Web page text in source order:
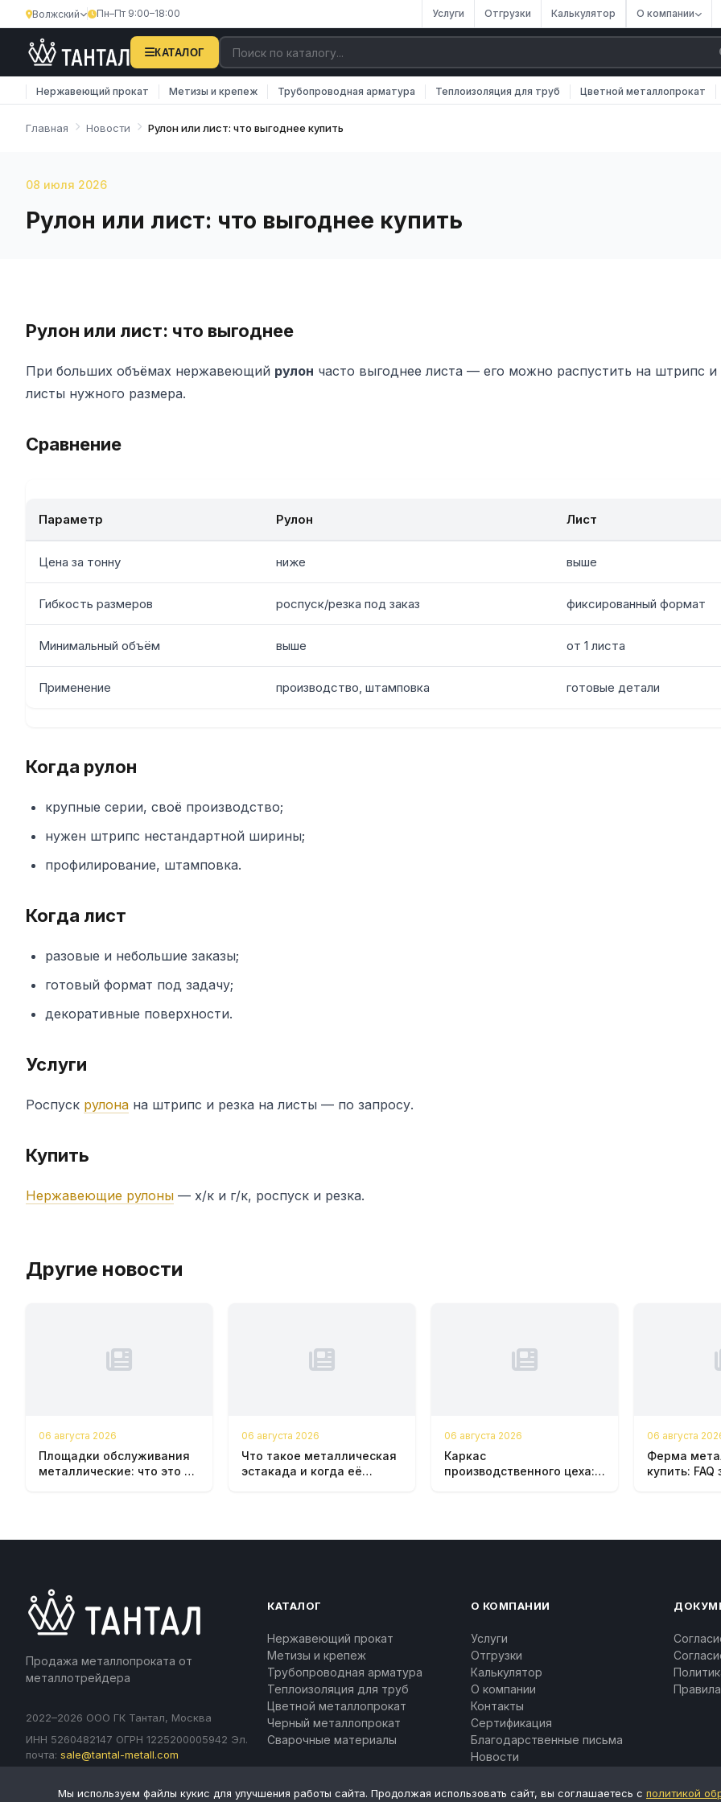
Волжский Пн–Пт 9:00–18:00 Услуги Отгрузки Калькулятор О компании
КАТАЛОГ
Нержавеющий прокат Метизы и крепеж Трубопроводная арматура Теплоизоляция для труб Цветной металлопрокат
Главная Новости Рулон или лист: что выгоднее купить
08 июля 2026
Рулон или лист: что выгоднее купить
Рулон или лист: что выгоднее
При больших объёмах нержавеющий рулон часто выгоднее листа — его можно распустить на штрипс и
листы нужного размера.
Сравнение
Параметр Рулон Лист
Цена за тонну ниже выше
Гибкость размеров роспуск/резка под заказ фиксированный формат
Минимальный объём выше от 1 листа
Применение производство, штамповка готовые детали
Когда рулон
крупные серии, своё производство;
нужен штрипс нестандартной ширины;
профилирование, штамповка.
Когда лист
разовые и небольшие заказы;
готовый формат под задачу;
декоративные поверхности.
Услуги
Роспуск рулона на штрипс и резка на листы — по запросу.
Купить
Нержавеющие рулоны — х/к и г/к, роспуск и резка.
Другие новости
06 августа 2026
Площадки обслуживания
металлические: что это и
06 августа 2026
Что такое металлическая
эстакада и когда её
06 августа 2026
Каркас
производственного цеха:
06 августа
Ферма
купить: FAQ
Продажа металлопроката от
металлотрейдера
2022–2026 ООО ГК Тантал, Москва
ИНН 5260482147 ОГРН 1225200005942 Эл.
почта: sale@tantal-metall.com
КАТАЛОГ
Нержавеющий прокат
Метизы и крепеж
Трубопроводная арматура
Теплоизоляция для труб
Цветной металлопрокат
Черный металлопрокат
Сварочные материалы
О КОМПАНИИ
Услуги
Отгрузки
Калькулятор
О компании
Контакты
Сертификация
Благодарственные письма
Новости
Мы используем файлы кукис для улучшения работы сайта. Продолжая использовать сайт, вы соглашаетесь с политикой